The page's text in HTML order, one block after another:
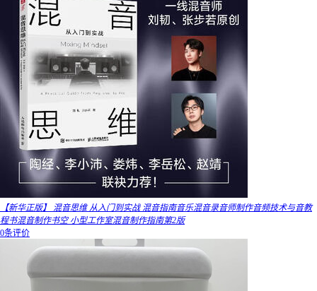
【新华正版】 混音思维 从入门到实战 混音指南音乐混音录音师制作音频技术与音教
程书混音制作书空 小型工作室混音制作指南第2版
0条评价